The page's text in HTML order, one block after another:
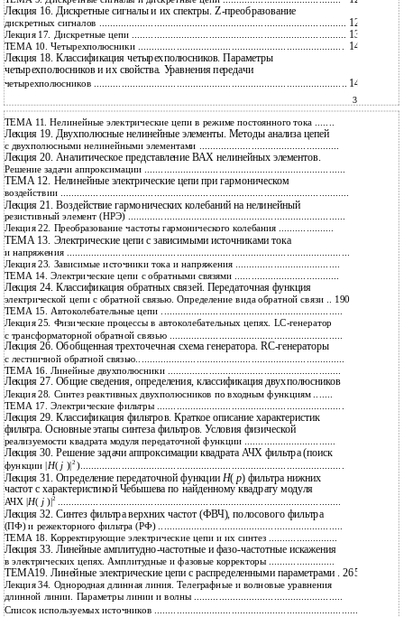
Лекция 16. Дискретные сигналы и их спектры. Z-преобразование
дискретных сигналов .......................................................................................... 128
Лекция 17. Дискретные цепи .............................................................................. 135
ТЕМА 10. Четырехполюсники ........................................................................... 149
Лекция 18. Классификация четырехполюсников. Параметры
четырехполюсников и их свойства. Уравнения передачи
четырехполюсников ............................................................................................ 149
3
ТЕМА 11. Нелинейные электрические цепи в режиме постоянного тока .......
Лекция 19. Двухполюсные нелинейные элементы. Методы анализа цепей
с двухполюсными нелинейными элементами ...................................................
Лекция 20. Аналитическое представление ВАХ нелинейных элементов.
Решение задачи аппроксимации .........................................................................
ТЕМА 12. Нелинейные электрические цепи при гармоническом
воздействии .........................................................................................................
Лекция 21. Воздействие гармонических колебаний на нелинейный
резистивный элемент (НРЭ) ...............................................................................
Лекция 22. Преобразование частоты гармонического колебания ....................
ТЕМА 13. Электрические цепи с зависимыми источниками тока
и напряжения .......................................................................................................
Лекция 23. Зависимые источники тока и напряжения ......................................
ТЕМА 14. Электрические цепи с обратными связями ......................................
Лекция 24. Классификация обратных связей. Передаточная функция
электрической цепи с обратной связью. Определение вида обратной связи .. 190
ТЕМА 15. Автоколебательные цепи ..................................................................
Лекция 25. Физические процессы в автоколебательных цепях. LC-генератор
с трансформаторной обратной связью ...............................................................
Лекция 26. Обобщенная трехточечная схема генератора. RC-генераторы
с лестничной обратной связью............................................................................
ТЕМА 16. Линейные двухполюсники ...............................................................
Лекция 27. Общие сведения, определения, классификация двухполюсников
Лекция 28. Синтез реактивных двухполюсников по входным функциям .......
ТЕМА 17. Электрические фильтры ....................................................................
Лекция 29. Классификация фильтров. Краткое описание характеристик
фильтра. Основные этапы синтеза фильтров. Условия физической
реализуемости квадрата модуля передаточной функции .................................
Лекция 30. Решение задачи аппроксимации квадрата АЧХ фильтра (поиск
функции | H(j )| 2)................................................................................................
Лекция 31. Определение передаточной функции Н(р) фильтра нижних
частот с характеристикой Чебышева по найденному квадрату модуля
АЧХ |Н(j)|2 .......................................................................................................
Лекция 32. Синтез фильтра верхних частот (ФВЧ), полосового фильтра
(ПФ) и режекторного фильтра (РФ) ...................................................................
ТЕМА 18. Корректирующие электрические цепи и их синтез .........................
Лекция 33. Линейные амплитудно-частотные и фазо-частотные искажения
в электрических цепях. Амплитудные и фазовые корректоры ........................
ТЕМА19. Линейные электрические цепи с распределенными параметрами . 265
Лекция 34. Однородная длинная линия. Телеграфные и волновые уравнения
длинной линии. Параметры линии и волны ......................................................
Список используемых источников ............................................................................